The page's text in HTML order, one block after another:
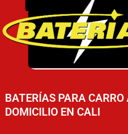
BATERÍAS PARA CARRO
DOMICILIO EN CALI